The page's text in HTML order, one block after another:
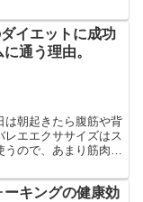
イエットに成功
通う理由。
は朝起きたら腹筋や背
レエエクササイズはス
うので、あまり筋肉痛
キングの健康効